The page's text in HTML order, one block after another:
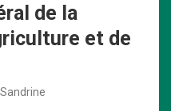
de la
et de